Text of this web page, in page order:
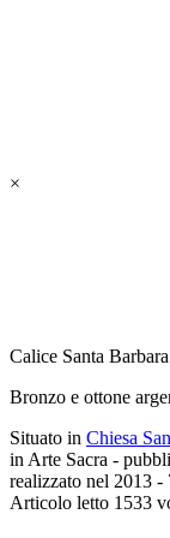
×
Calice Santa Barbara
Bronzo e ottone
Situato in Chiesa
in Arte Sacra -
realizzato nel 2013 -
Articolo letto 1533